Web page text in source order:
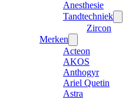
Anesthesie
Tandtechniek
Zircon
Merken
Acteon
AKOS
Anthogyr
Ariel Quetin
Astra